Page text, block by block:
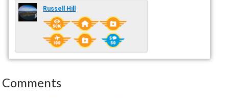
Russell Hill
Comments